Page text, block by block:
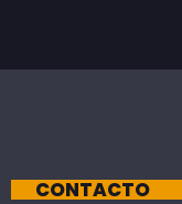
CONTACTO